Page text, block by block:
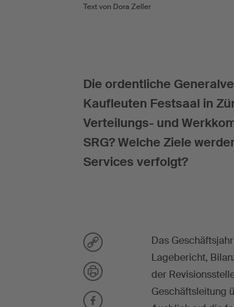
Text von Dora Zeller
Die ordentliche
Kaufleuten Festsaal in
Verteilungs- und
SRG? Welche Ziele
Services verfolgt?
Das
Lagebericht,
der
Geschäftsleitung